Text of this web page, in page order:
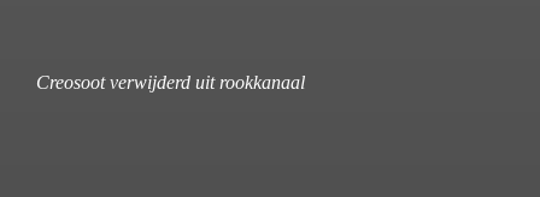
Creosoot verwijderd uit rookkanaal